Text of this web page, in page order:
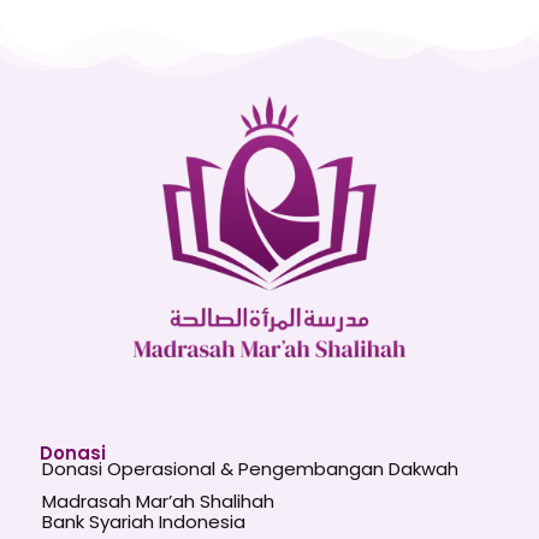
Donasi
Donasi Operasional & Pengembangan Dakwah
Madrasah Mar’ah Shalihah
Bank Syariah Indonesia